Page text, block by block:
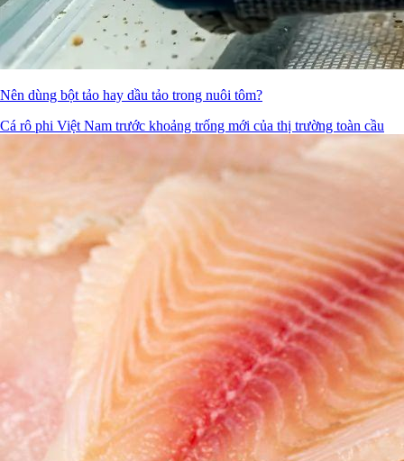
Nên dùng bột tảo hay dầu tảo trong nuôi tôm?
Cá rô phi Việt Nam trước khoảng trống mới của thị trường toàn cầu